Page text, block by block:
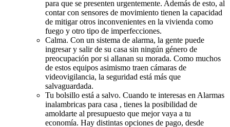
para que se presenten urgentemente. Además de esto, al
contar con sensores de movimiento tienen la capacidad
de mitigar otros inconvenientes en la vivienda como
fuego y otro tipo de imperfecciones.
Calma. Con un sistema de alarma, la gente puede
ingresar y salir de su casa sin ningún género de
preocupación por si allanan su morada. Como muchos
de estos equipos asimismo traen cámaras de
videovigilancia, la seguridad está más que
salvaguardada.
Tu bolsillo está a salvo. Cuando te interesas en Alarmas
inalambricas para casa , tienes la posibilidad de
amoldarte al presupuesto que mejor vaya a tu
economía. Hay distintas opciones de pago, desde